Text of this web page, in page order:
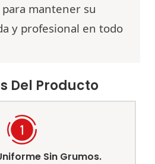
mantener su
y profesional en todo
Del Producto
Sin Grumos.